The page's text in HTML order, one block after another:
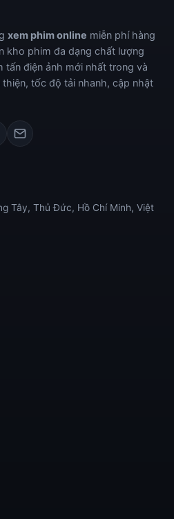
xem phim online miễn phí hàng
kho phim đa dạng chất lượng
tấn điện ảnh mới nhất trong và
tốc độ tải nhanh, cập nhật
Tây, Thủ Đức, Hồ Chí Minh, Việt